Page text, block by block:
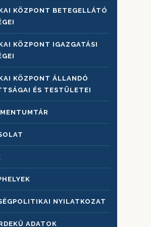
KÖZPONT BETEGELLÁTÓ
KÖZPONT IGAZGATÁSI
KÖZPONT ÁLLANDÓ
ÉS TESTÜLETEI
NYILATKOZAT
ADATOK